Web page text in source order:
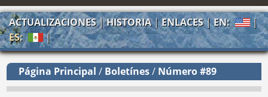
ACTUALIZACIONES|HISTORIA|ENLACES|EN:
|
ES:
|
Página Principal / Boletínes/ Número #89